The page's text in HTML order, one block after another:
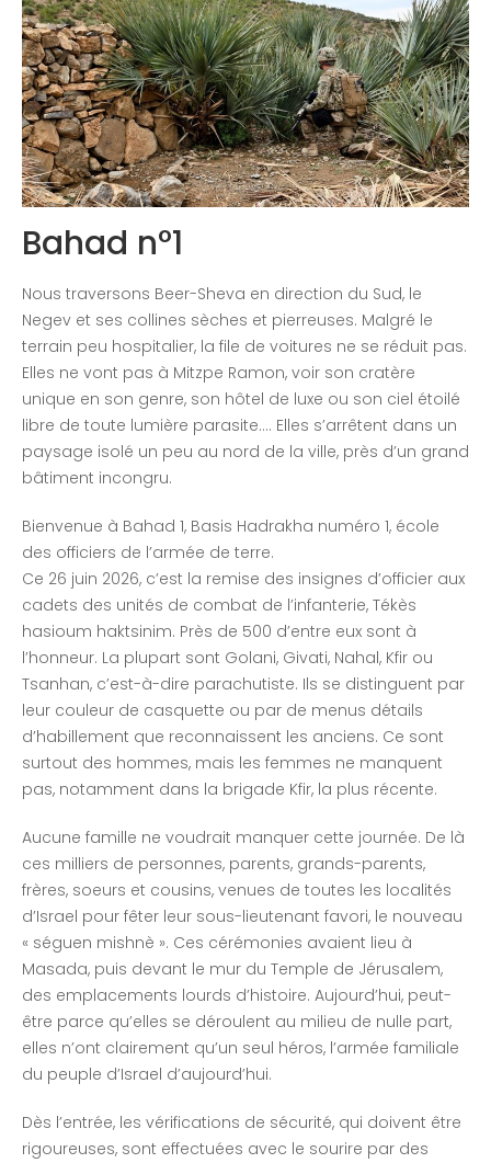
Congrès 2018
Congrès 2019
Congrès 2020
Bahad n°1
Nous traversons Beer-Sheva en direction du Sud, le
Negev et ses collines sèches et pierreuses. Malgré le
terrain peu hospitalier, la file de voitures ne se réduit pas.
Elles ne vont pas à Mitzpe Ramon, voir son cratère
unique en son genre, son hôtel de luxe ou son ciel étoilé
libre de toute lumière parasite…. Elles s’arrêtent dans un
paysage isolé un peu au nord de la ville, près d’un grand
bâtiment incongru.
Bienvenue à Bahad 1, Basis Hadrakha numéro 1, école
des officiers de l’armée de terre.
Ce 26 juin 2026, c’est la remise des insignes d’officier aux
cadets des unités de combat de l’infanterie, Tékès
hasioum haktsinim. Près de 500 d’entre eux sont à
l’honneur. La plupart sont Golani, Givati, Nahal, Kfir ou
Tsanhan, c’est-à-dire parachutiste. Ils se distinguent par
leur couleur de casquette ou par de menus détails
d’habillement que reconnaissent les anciens. Ce sont
surtout des hommes, mais les femmes ne manquent
pas, notamment dans la brigade Kfir, la plus récente.
Aucune famille ne voudrait manquer cette journée. De là
ces milliers de personnes, parents, grands-parents,
frères, soeurs et cousins, venues de toutes les localités
d’Israel pour fêter leur sous-lieutenant favori, le nouveau
« séguen mishnè ». Ces cérémonies avaient lieu à
Masada, puis devant le mur du Temple de Jérusalem,
des emplacements lourds d’histoire. Aujourd’hui, peut-
être parce qu’elles se déroulent au milieu de nulle part,
elles n’ont clairement qu’un seul héros, l’armée familiale
du peuple d’Israel d’aujourd’hui.
Dès l’entrée, les vérifications de sécurité, qui doivent être
rigoureuses, sont effectuées avec le sourire par des